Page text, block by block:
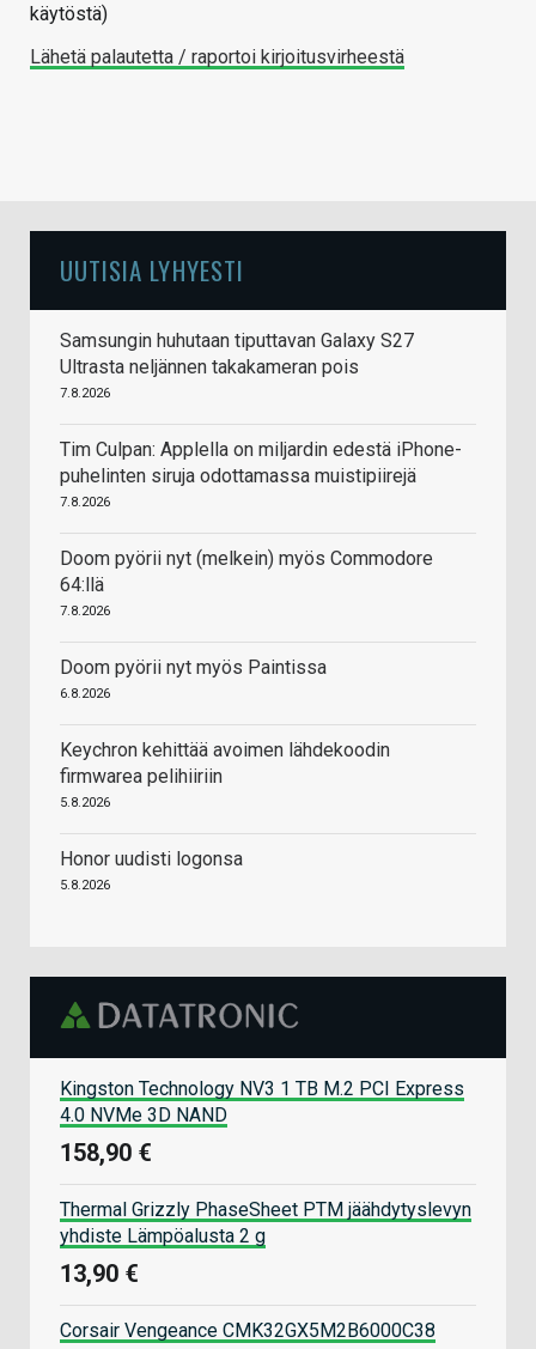
käytöstä)
Lähetä palautetta / raportoi kirjoitusvirheestä
UUTISIA LYHYESTI
Samsungin huhutaan tiputtavan Galaxy S27
Ultrasta neljännen takakameran pois
7.8.2026
Tim Culpan: Applella on miljardin edestä iPhone-
puhelinten siruja odottamassa muistipiirejä
7.8.2026
Doom pyörii nyt (melkein) myös Commodore
64:llä
7.8.2026
Doom pyörii nyt myös Paintissa
6.8.2026
Keychron kehittää avoimen lähdekoodin
firmwarea pelihiiriin
5.8.2026
Honor uudisti logonsa
5.8.2026
Kingston Technology NV3 1 TB M.2 PCI Express
4.0 NVMe 3D NAND
158,90 €
Thermal Grizzly PhaseSheet PTM jäähdytyslevyn
yhdiste Lämpöalusta 2 g
13,90 €
Corsair Vengeance CMK32GX5M2B6000C38